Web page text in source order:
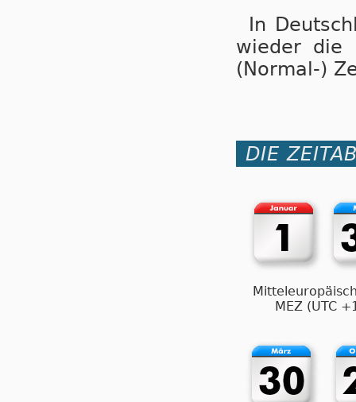
In
wie­der die
(Nor­mal-)
DIE
MEZ (UTC